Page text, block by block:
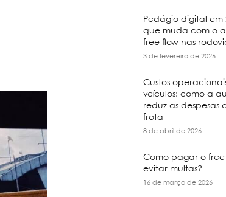
Pedágio digital em
que muda com o
free flow nas
3 de fevereiro de 2026
Custos
veículos: como a
reduz as despesas
frota
8 de abril de 2026
Como pagar o free
evitar multas?
16 de março de 2026